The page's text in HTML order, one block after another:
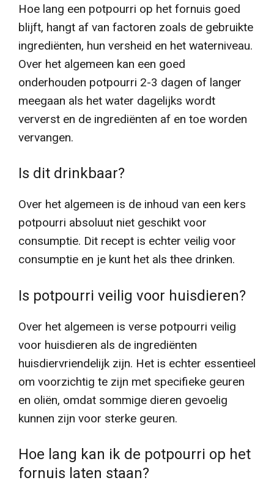
Hoe lang een potpourri op het fornuis goed
blijft, hangt af van factoren zoals de gebruikte
ingrediënten, hun versheid en het waterniveau.
Over het algemeen kan een goed
onderhouden potpourri 2-3 dagen of langer
meegaan als het water dagelijks wordt
ververst en de ingrediënten af en toe worden
vervangen.
Is dit drinkbaar?
Over het algemeen is de inhoud van een kers
potpourri absoluut niet geschikt voor
consumptie. Dit recept is echter veilig voor
consumptie en je kunt het als thee drinken.
Is potpourri veilig voor huisdieren?
Over het algemeen is verse potpourri veilig
voor huisdieren als de ingrediënten
huisdiervriendelijk zijn. Het is echter essentieel
om voorzichtig te zijn met specifieke geuren
en oliën, omdat sommige dieren gevoelig
kunnen zijn voor sterke geuren.
Hoe lang kan ik de potpourri op het
fornuis laten staan?